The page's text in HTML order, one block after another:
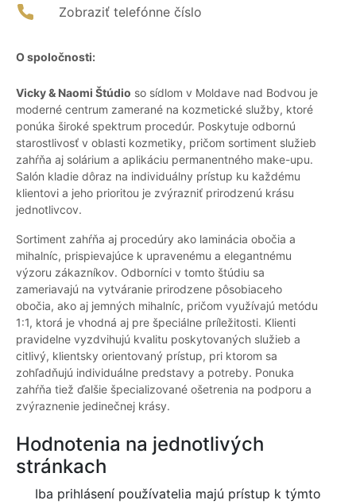
Zobraziť telefónne číslo
O spoločnosti:
Vicky & Naomi Štúdio so sídlom v Moldave nad Bodvou je
moderné centrum zamerané na kozmetické služby, ktoré
ponúka široké spektrum procedúr. Poskytuje odbornú
starostlivosť v oblasti kozmetiky, pričom sortiment služieb
zahŕňa aj solárium a aplikáciu permanentného make-upu.
Salón kladie dôraz na individuálny prístup ku každému
klientovi a jeho prioritou je zvýrazniť prirodzenú krásu
jednotlivcov.
Sortiment zahŕňa aj procedúry ako laminácia obočia a
mihalníc, prispievajúce k upravenému a elegantnému
výzoru zákazníkov. Odborníci v tomto štúdiu sa
zameriavajú na vytváranie prirodzene pôsobiaceho
obočia, ako aj jemných mihalníc, pričom využívajú metódu
1:1, ktorá je vhodná aj pre špeciálne príležitosti. Klienti
pravidelne vyzdvihujú kvalitu poskytovaných služieb a
citlivý, klientsky orientovaný prístup, pri ktorom sa
zohľadňujú individuálne predstavy a potreby. Ponuka
zahŕňa tiež ďalšie špecializované ošetrenia na podporu a
zvýraznenie jedinečnej krásy.
Hodnotenia na jednotlivých
stránkach
Iba prihlásení používatelia majú prístup k týmto